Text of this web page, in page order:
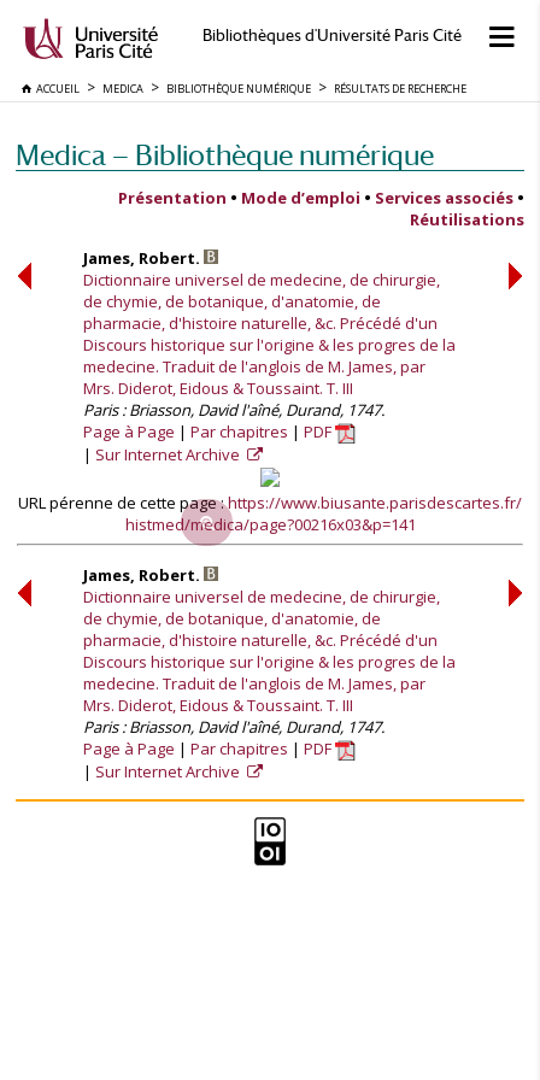
Bibliothèques d'Université Paris Cité
ACCUEIL MEDICA BIBLIOTHÈQUE NUMÉRIQUE RÉSULTATS DE RECHERCHE
Medica — Bibliothèque numérique
Présentation • Mode d’emploi • Services associés •
Réutilisations
James, Robert.
Dictionnaire universel de medecine, de chirurgie,
de chymie, de botanique, d'anatomie, de
pharmacie, d'histoire naturelle, &c. Précédé d'un
Discours historique sur l'origine & les progres de la
medecine. Traduit de l'anglois de M. James, par
Mrs. Diderot, Eidous & Toussaint. T. III
Paris : Briasson, David l'aîné, Durand, 1747.
Page à Page
Par chapitres
PDF
Sur Internet Archive
URL pérenne de cette page :https://www.biusante.parisdescartes.fr/
histmed/medica/page?00216x03&p=141
James, Robert.
Dictionnaire universel de medecine, de chirurgie,
de chymie, de botanique, d'anatomie, de
pharmacie, d'histoire naturelle, &c. Précédé d'un
Discours historique sur l'origine & les progres de la
medecine. Traduit de l'anglois de M. James, par
Mrs. Diderot, Eidous & Toussaint. T. III
Paris : Briasson, David l'aîné, Durand, 1747.
Page à Page
Par chapitres
PDF
Sur Internet Archive